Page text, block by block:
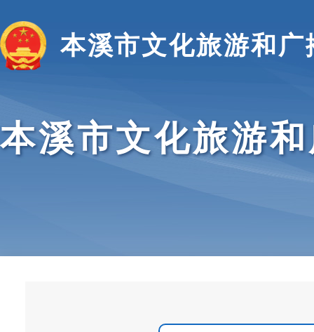
本溪市文化旅游和广
本溪市文化旅游